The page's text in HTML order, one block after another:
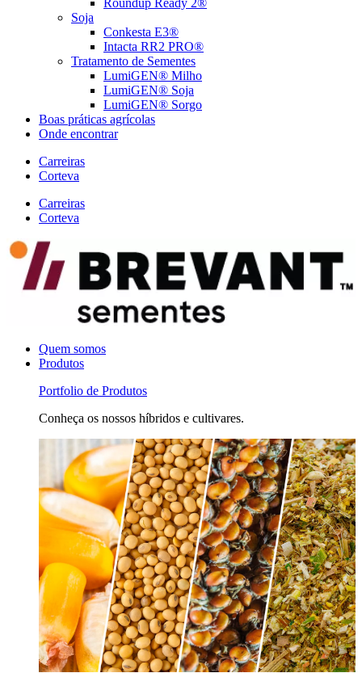
Soja
Conkesta E3®
Intacta RR2 PRO®
Tratamento de Sementes
LumiGEN® Milho
LumiGEN® Soja
LumiGEN® Sorgo
Boas práticas agrícolas
Onde encontrar
Carreiras
Corteva
Carreiras
Corteva
Quem somos
Produtos
Portfolio de Produtos
Conheça os nossos híbridos e cultivares.